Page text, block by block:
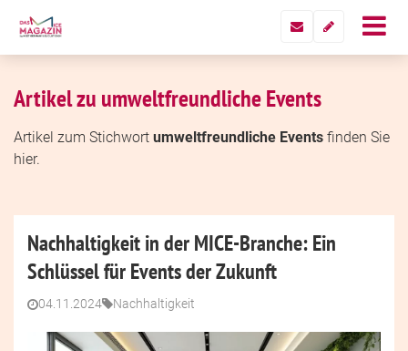
Artikel zu umweltfreundliche Events
Artikel zum Stichwort umweltfreundliche Events finden Sie
hier.
Nachhaltigkeit in der MICE-Branche: Ein
Schlüssel für Events der Zukunft
04.11.2024 Nachhaltigkeit